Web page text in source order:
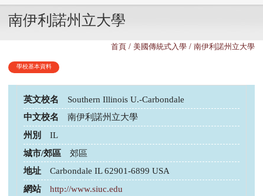
首頁
菁英中學
大學排名
服務項目
南伊利諾州立大學
首頁/ 美國傳統式入學 / 南伊利諾州立大學
學校基本資料
英文校名
Southern Illinois U.-Carbondale
中文校名
南伊利諾州立大學
州別
IL
城市/郊區
郊區
地址
Carbondale IL 62901-6899 USA
網站
http://www.siuc.edu